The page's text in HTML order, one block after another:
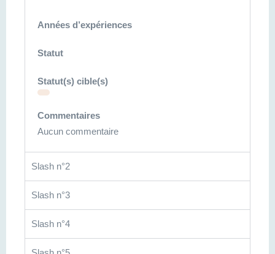
Années d’expériences
Statut
Statut(s) cible(s)
Commentaires
Aucun commentaire
Slash n°2
Slash n°3
Slash n°4